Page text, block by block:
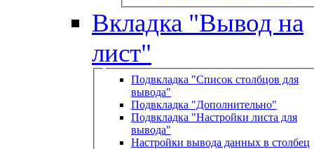
Вкладка "Вывод на
лист"
Подвкладка "Список столбцов для
вывода"
Подвкладка "Дополнительно"
Подвкладка "Настройки листа для
вывода"
Настройки вывода данных в столбец